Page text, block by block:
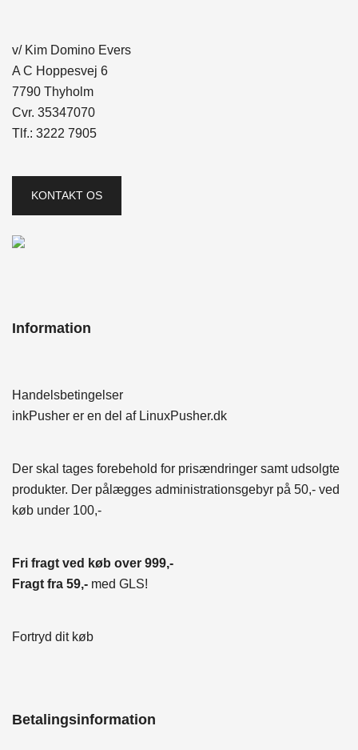
v/ Kim Domino Evers
A C Hoppesvej 6
7790 Thyholm
Cvr. 35347070
Tlf.: 3222 7905
KONTAKT OS
Information
Handelsbetingelser
inkPusher er en del af LinuxPusher.dk
Der skal tages forebehold for prisændringer samt udsolgte
produkter. Der pålægges administrationsgebyr på 50,- ved
køb under 100,-
Fri fragt ved køb over 999,-
Fragt fra 59,- med GLS!
Fortryd dit køb
Betalingsinformation